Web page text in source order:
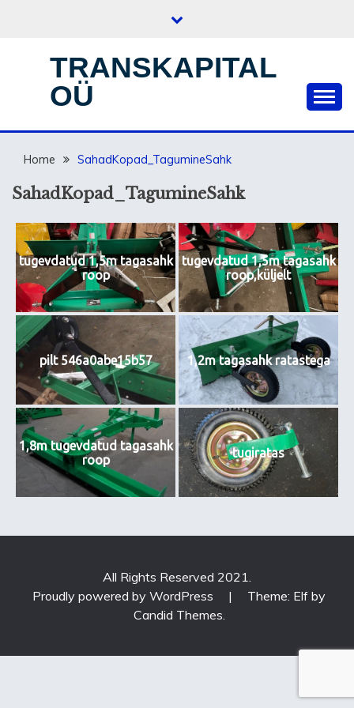
TRANSKAPITAL
OÜ
Home SahadKopad_TagumineSahk
SahadKopad_TagumineSahk
tugevdatud 1,5m tagasahk
roop
tugevdatud 1,5m tagasahk
roop,küljelt
pilt 546a0abe15b57 1,2m tagasahk ratastega
1,8m tugevdatud tagasahk
roop
tugiratas
All Rights Reserved 2021.
Proudly powered by WordPress
|
Theme: Elf by
Candid Themes.